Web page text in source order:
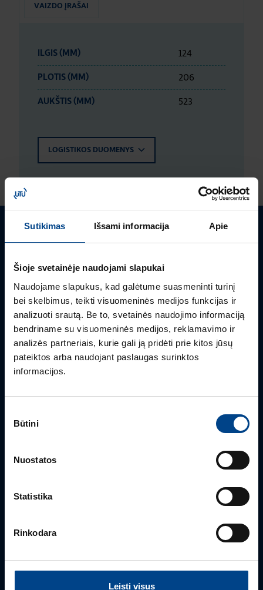
Sutikimas Išsami informacija Apie
Šioje svetainėje naudojami slapukai
Naudojame slapukus, kad galėtume suasmeninti turinį
bei skelbimus, teikti visuomeninės medijos funkcijas ir
analizuoti srautą. Be to, svetainės naudojimo informaciją
bendriname su visuomeninės medijos, reklamavimo ir
analizės partneriais, kurie gali ją pridėti prie kitos jūsų
pateiktos arba naudojant paslaugas surinktos
informacijos.
pasirinkimas
Būtini
Nuostatos
Statistika
Rinkodara
Leisti visus
VAIZDO ĮRAŠAI
ILGIS (MM) 124
PLOTIS (MM) 206
AUKŠTIS (MM) 523
LOGISTIKOS DUOMENYS
Mielai atsakysime į Jums aktualius klausimus.
+370 612 61970
Vardas*